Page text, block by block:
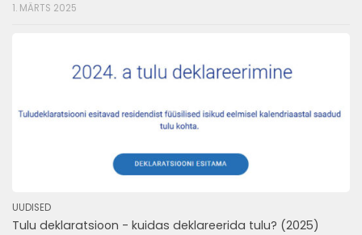
1. MÄRTS 2025
UUDISED
Tulu deklaratsioon - kuidas deklareerida tulu? (2025)